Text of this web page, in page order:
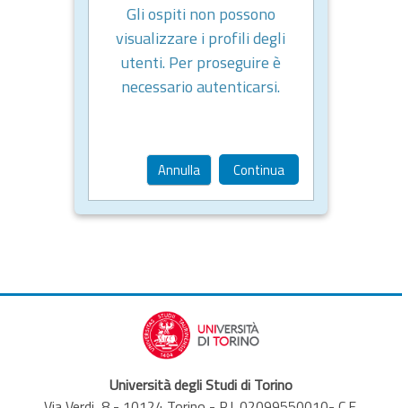
Gli ospiti non possono
visualizzare i profili degli
utenti. Per proseguire è
necessario autenticarsi.
Annulla Continua
Università degli Studi di Torino